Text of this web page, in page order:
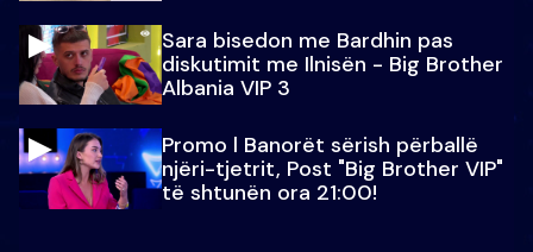
Sara bisedon me Bardhin pas
diskutimit me Ilnisën - Big Brother
Albania VIP 3
Promo l Banorët sërish përballë
njëri-tjetrit, Post "Big Brother VIP"
të shtunën ora 21:00!